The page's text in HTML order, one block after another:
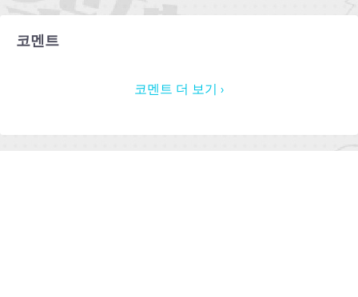
코멘트
코멘트 더 보기 ›